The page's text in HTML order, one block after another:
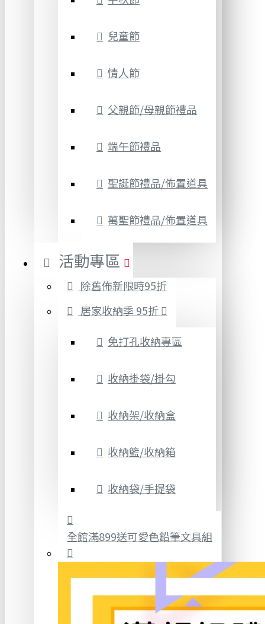
兒童節
情人節
父親節/母親節禮品
端午節禮品
聖誕節禮品/佈置道具
萬聖節禮品/佈置道具
活動專區
除舊佈新限時95折
居家收納季 95折
免打孔收納專區
收納掛袋/掛勾
收納架/收納盒
收納籃/收納箱
收納袋/手提袋
全館滿899送可愛色鉛筆文具組